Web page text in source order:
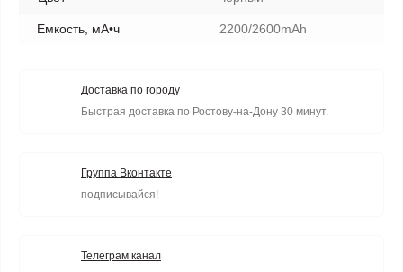
Емкость, мА•ч 2200/2600mAh
Доставка по городу
Быстрая доставка по Ростову-на-Дону 30 минут.
Группа Вконтакте
подписывайся!
Телеграм канал